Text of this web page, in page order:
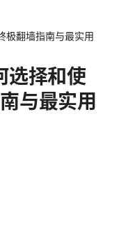
极翻墙指南与最实用
选择和使
与最实用